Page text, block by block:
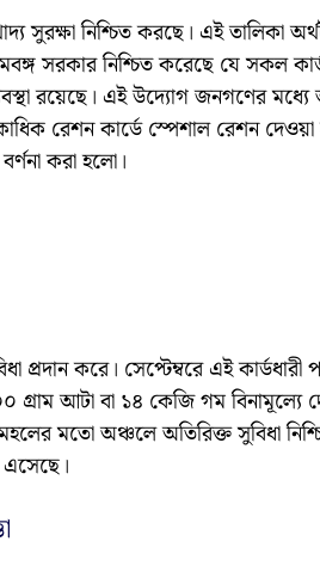
সুরক্ষা নিশ্চিত করছে। এই তালিকা
সরকার নিশ্চিত করেছে যে সকল
রয়েছে। এই উদ্যোগ জনগণের মধ্যে
রেশন কার্ডে স্পেশাল রেশন দেওয়া
করা হলো।
করে। সেপ্টেম্বরে এই কার্ডধারী
আটা বা ১৪ কেজি গম বিনামূল্যে
মতো অঞ্চলে অতিরিক্ত সুবিধা
এসেছে।